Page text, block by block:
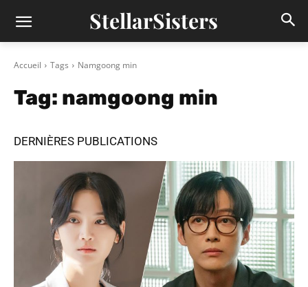
StellarSisters
Accueil Tags Namgoong min
Tag: namgoong min
DERNIÈRES PUBLICATIONS